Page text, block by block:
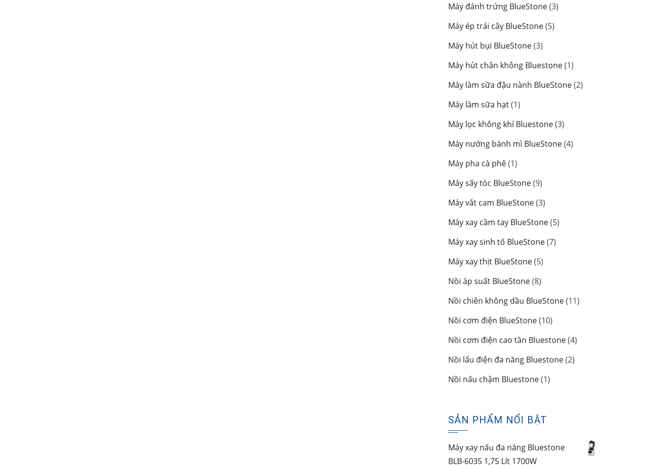
phẩm
Máy đánh trứng BlueStone 33
Máy ép trái cây BlueStone 55
Máy hút bụi BlueStone 33
Máy hút chân không Bluestone 11
phẩm
Máy làm sữa đậu nành BlueStone 22
Máy làm sữa hạt 11
Máy lọc không khí Bluestone 33
phẩm
Máy nướng bánh mì BlueStone 44
Máy pha cà phê 11
phẩm
Máy sấy tóc BlueStone 99
phẩm
Máy vắt cam BlueStone 33
phẩm
Máy xay cầm tay BlueStone 55
Máy xay sinh tố BlueStone 77
Máy xay thịt BlueStone 55
Nồi áp suất BlueStone 88
Nồi chiên không dầu BlueStone 1111
Nồi cơm điện BlueStone 1010
phẩm
Nồi cơm điện cao tần Bluestone 44
Nồi lẩu điện đa năng Bluestone 22
Nồi nấu chậm Bluestone 11
SẢN PHẨM NỔI BẬT
Máy xay nấu đa năng Bluestone
BLB-6035 1,75 Lít 1700W